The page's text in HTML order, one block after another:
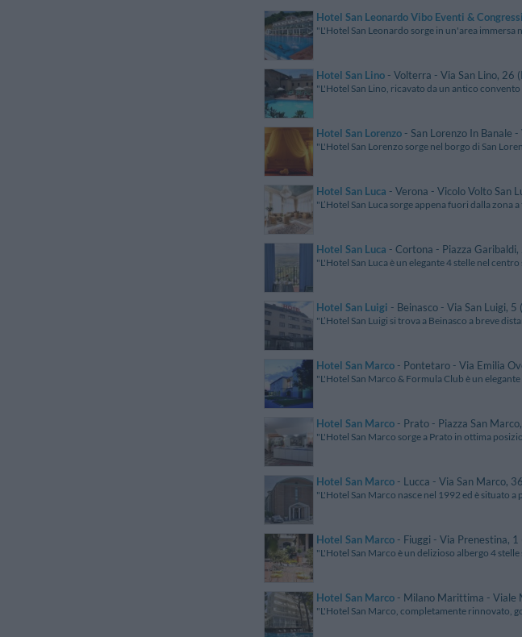
Hotel San Leonardo Vibo Eventi & Congressi
"L'Hotel San Leonardo sorge in un'area immersa
Hotel San Lino - Volterra - Via San Lino, 26
"L'Hotel San Lino, ricavato da un antico
Hotel San Lorenzo - San Lorenzo In Banale
"L'Hotel San Lorenzo sorge nel borgo di San
Hotel San Luca - Verona - Vicolo Volto San
"L’Hotel San Luca sorge appena fuori dalla
Hotel San Luca - Cortona - Piazza Garibaldi,
"L'Hotel San Luca è un elegante 4 stelle nel
Hotel San Luigi - Beinasco - Via San Luigi, 5
"L’Hotel San Luigi si trova a Beinasco a breve
Hotel San Marco - Pontetaro - Via Emilia
"L'Hotel San Marco & Formula Club è un
Hotel San Marco - Prato - Piazza San
"L'Hotel San Marco sorge a Prato in ottima
Hotel San Marco - Lucca - Via San Marco,
"L'Hotel San Marco nasce nel 1992 ed è situato
Hotel San Marco - Fiuggi - Via Prenestina, 1
"L'Hotel San Marco è un delizioso albergo 4
Hotel San Marco - Milano Marittima - Viale
"L'Hotel San Marco, completamente rinnovato,